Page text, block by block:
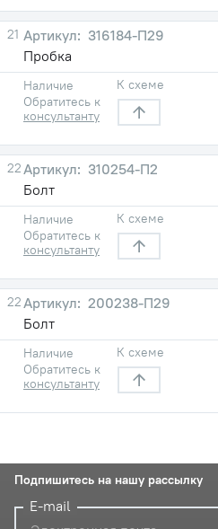
21
316184-П29
Пробка
Наличие
Обратитесь к
консультанту
К схеме
22
310254-П2
Болт
Наличие
Обратитесь к
консультанту
К схеме
22
200238-П29
Болт
Наличие
Обратитесь к
консультанту
К схеме
Подпишитесь на нашу рассылку
E-mail